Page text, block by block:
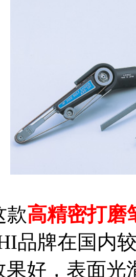
高精密打磨
品牌在国内
果好，表面光